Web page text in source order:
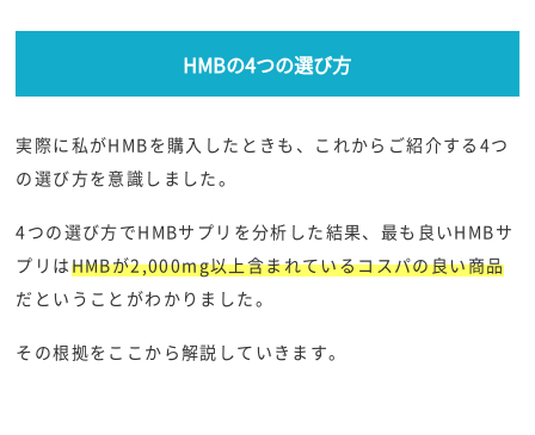
HMBの4つの選び方
実際に私がHMBを購入したときも、これからご紹介する4つ
の選び方を意識しました。
4つの選び方でHMBサプリを分析した結果、最も良いHMBサ
プリはHMBが2,000mg以上含まれているコスパの良い商品
だということがわかりました。
その根拠をここから解説していきます。